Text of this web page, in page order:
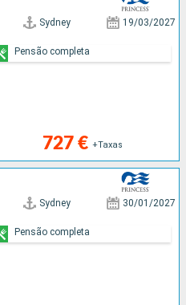
Sydney 19/03/2027
727 € +Taxas
Pensão completa
Sydney 30/01/2027
Pensão completa